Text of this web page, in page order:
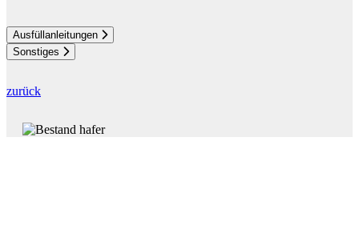
Ausfüllanleitungen
Sonstiges
zurück